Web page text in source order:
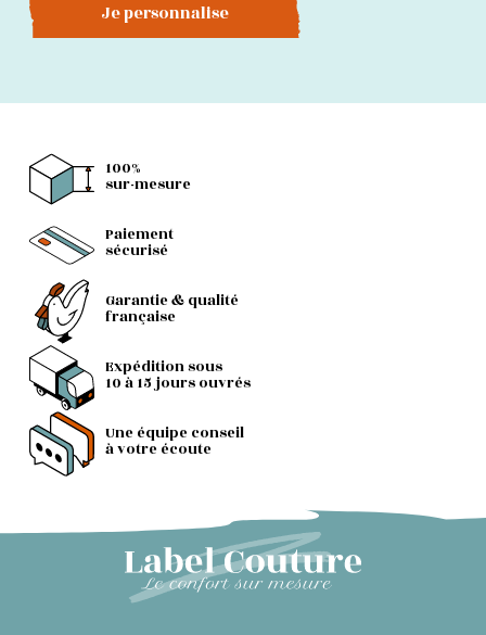
Je personnalise
100%
sur-mesure
Paiement
sécurisé
Garantie & qualité
française
Expédition sous
10 à 15 jours ouvrés
Une équipe conseil
à votre écoute